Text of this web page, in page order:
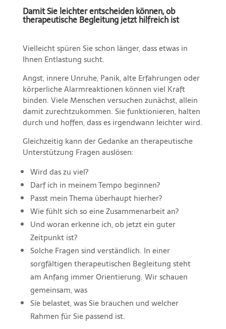
Damit Sie leichter entscheiden können, ob
therapeutische Begleitung jetzt hilfreich ist
Vielleicht spüren Sie schon länger, dass etwas in
Ihnen Entlastung sucht.
Angst, innere Unruhe, Panik, alte Erfahrungen oder
körperliche Alarmreaktionen können viel Kraft
binden. Viele Menschen versuchen zunächst, allein
damit zurechtzukommen. Sie funktionieren, halten
durch und hoffen, dass es irgendwann leichter wird.
Gleichzeitig kann der Gedanke an therapeutische
Unterstützung Fragen auslösen:
Wird das zu viel?
Darf ich in meinem Tempo beginnen?
Passt mein Thema überhaupt hierher?
Wie fühlt sich so eine Zusammenarbeit an?
Und woran erkenne ich, ob jetzt ein guter
Zeitpunkt ist?
Solche Fragen sind verständlich. In einer
sorgfältigen therapeutischen Begleitung steht
am Anfang immer Orientierung. Wir schauen
gemeinsam, was
Sie belastet, was Sie brauchen und welcher
Rahmen für Sie passend ist.